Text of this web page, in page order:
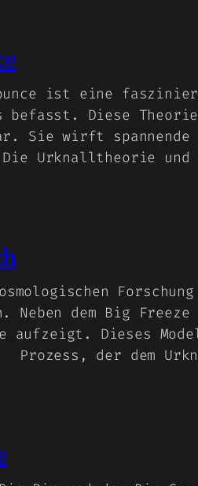
ist eine
befasst. Diese
Sie wirft spannende
Urknalltheorie und
Neben dem Big
aufzeigt. Dieses
Prozess, der dem